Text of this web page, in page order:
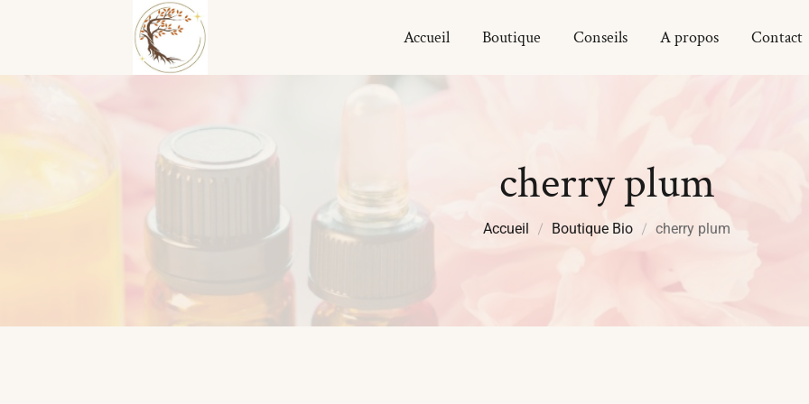
Accueil Boutique Conseils A propos Contact
cherry plum
Accueil Boutique Bio cherry plum